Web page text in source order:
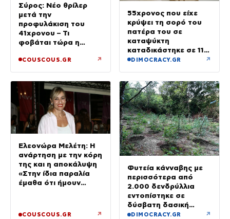
Σύρος: Νέο θρίλερ
μετά την
προφυλάκιση του
41χρονου – Τι
φοβάται τώρα η
COUSCOUS.GR ↗
55χρονος που είχε
κρύψει τη σορό του
πατέρα του σε
καταψύκτη
καταδικάστηκε σε 11
μήνες με αναστολή
DIMOCRACY.GR ↗
Ελεονώρα Μελέτη: Η
ανάρτηση με την κόρη
της και η αποκάλυψη
«Στην ίδια παραλία
έμαθα ότι ήμουν
COUSCOUS.GR ↗
Φυτεία κάνναβης με
περισσότερα από
2.000 δενδρύλλια
εντοπίστηκε σε
δύσβατη δασική
περιοχή στη Φθιώτιδα
DIMOCRACY.GR ↗